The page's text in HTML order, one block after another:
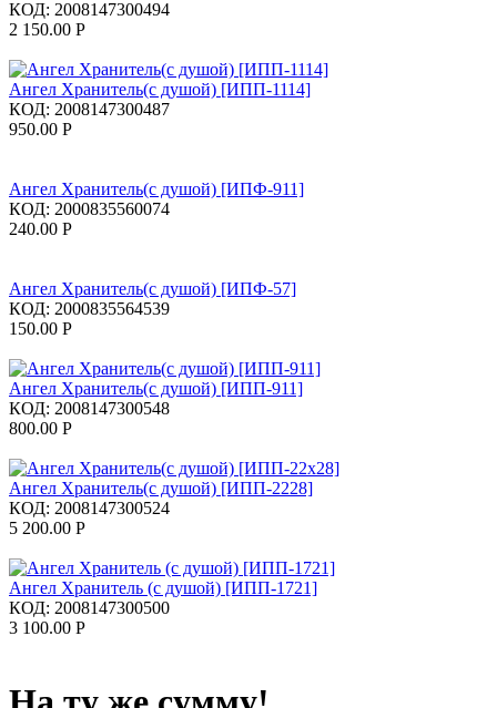
КОД: 2008147300494
2 150.00 Р
Ангел Хранитель(с душой) [ИПП-1114]
КОД: 2008147300487
950.00 Р
Ангел Хранитель(с душой) [ИПФ-911]
КОД: 2000835560074
240.00 Р
Ангел Хранитель(с душой) [ИПФ-57]
КОД: 2000835564539
150.00 Р
Ангел Хранитель(с душой) [ИПП-911]
КОД: 2008147300548
800.00 Р
Ангел Хранитель(с душой) [ИПП-2228]
КОД: 2008147300524
5 200.00 Р
Ангел Хранитель (с душой) [ИПП-1721]
КОД: 2008147300500
3 100.00 Р